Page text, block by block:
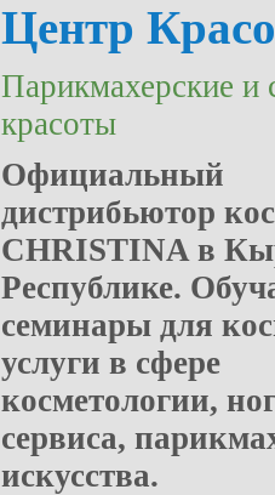
Центр
Парикмахерские и
красоты
Официальный
дистрибьютор
CHRISTINA в
Республике.
семинары для
услуги в сфере
косметологии,
сервиса,
искусства.